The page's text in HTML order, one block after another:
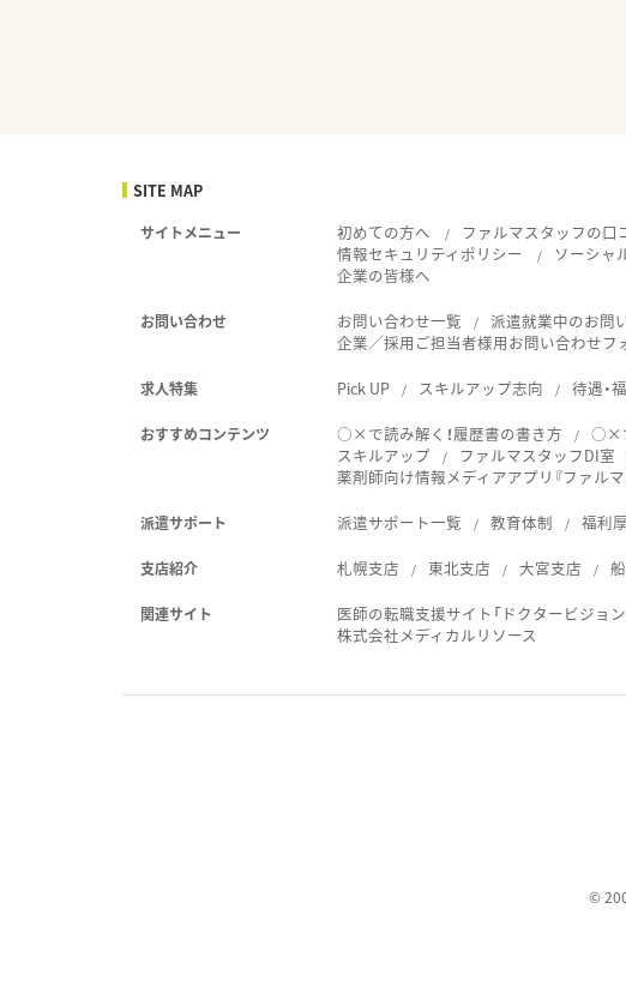
SITE MAP
サイトメニュー 初めての方へ ファルマスタッフの口
情報セキュリティポリシー
ソーシャ
企業の皆様へ
お問い合わせ お問い合わせ一覧 派遣就業中のお問
企業／採用ご担当者様用お問い合わせフ
求人特集 Pick UP スキルアップ志向 待遇・
おすすめコンテンツ ○×で読み解く！履歴書の書き方 ○×
スキルアップ
ファルマスタッフDI室
薬剤師向け情報メディアアプリ『ファルマ
派遣サポート 派遣サポート一覧 教育体制 福利
支店紹介 札幌支店 東北支店 大宮支店
関連サイト 医師の転職支援サイト「ドクタービジョン
株式会社メディカルリソース
©